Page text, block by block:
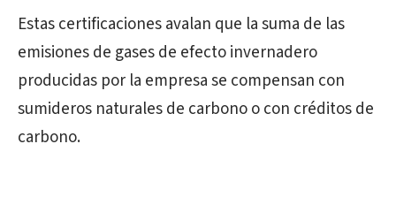
Estas certificaciones avalan que la suma de las
emisiones de gases de efecto invernadero
producidas por la empresa se compensan con
sumideros naturales de carbono o con créditos de
carbono.